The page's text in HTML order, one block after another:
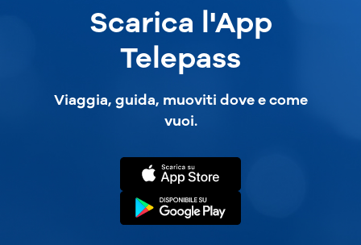
Scarica l'App
Telepass
Viaggia, guida, muoviti dove e come
vuoi.